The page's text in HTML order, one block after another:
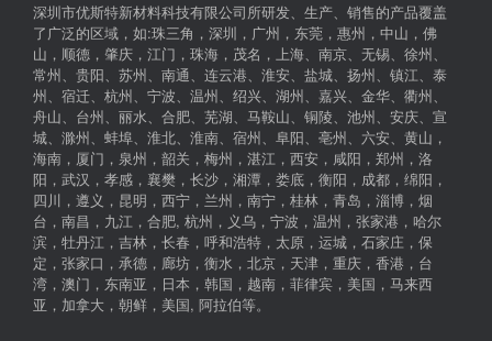
深圳市优斯特新材料科技有限公司所研发、生产、销售的产品覆盖
了广泛的区域，如:珠三角，深圳，广州，东莞，惠州，中山，佛
山，顺德，肇庆，江门，珠海，茂名，上海、南京、无锡、徐州、
常州、贵阳、苏州、南通、连云港、淮安、盐城、扬州、镇江、泰
州、宿迁、杭州、宁波、温州、绍兴、湖州、嘉兴、金华、衢州、
舟山、台州、丽水、合肥、芜湖、马鞍山、铜陵、池州、安庆、宣
城、滁州、蚌埠、淮北、淮南、宿州、阜阳、亳州、六安、黄山，
海南，厦门，泉州，韶关，梅州，湛江，西安，咸阳，郑州，洛
阳，武汉，孝感，襄樊，长沙，湘潭，娄底，衡阳，成都，绵阳，
四川，遵义，昆明，西宁，兰州，南宁，桂林，青岛，淄博，烟
台，南昌，九江，合肥, 杭州，义乌，宁波，温州，张家港，哈尔
滨，牡丹江，吉林，长春，呼和浩特，太原，运城，石家庄，保
定，张家口，承德，廊坊，衡水，北京，天津，重庆，香港，台
湾，澳门，东南亚，日本，韩国，越南，菲律宾，美国，马来西
亚，加拿大，朝鲜，美国, 阿拉伯等。